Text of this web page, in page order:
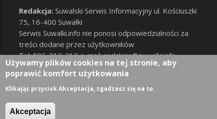
Redakcja: Suwalski Serwis Informacyjny ul. Kościuszki
75, 16-400 Suwałki
Serwis Suwalki.info nie ponosi odpowiedzialności za
treści dodane przez użytkowników
Tel: 885-212-212 e-mail:redakcja@suwalki.info,
reklama@suwalki.info
RODO |Cookies
User account menu
Zaloguj
Używamy plików cookies na tej stronie, aby
poprawić komfort użytkowania
Klikając przycisk Akceptacja, zgadzasz się na to.
Akceptacja